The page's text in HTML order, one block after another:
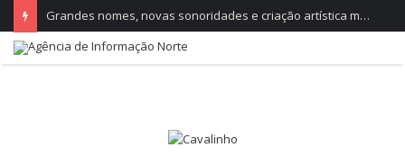
Grandes nomes, novas sonoridades e criação artística marcam a nova temporada do CTAL